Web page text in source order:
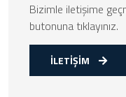
Bizimle iletişime
butonuna tıklayınız.
İLETİŞİM